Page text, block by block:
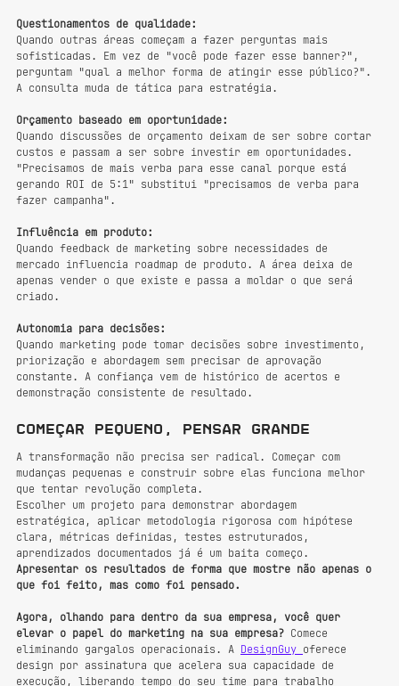
Questionamentos de qualidade:
Quando outras áreas começam a fazer perguntas mais
sofisticadas. Em vez de "você pode fazer esse banner?",
perguntam "qual a melhor forma de atingir esse público?".
A consulta muda de tática para estratégia.
Orçamento baseado em oportunidade:
Quando discussões de orçamento deixam de ser sobre cortar
custos e passam a ser sobre investir em oportunidades.
"Precisamos de mais verba para esse canal porque está
gerando ROI de 5:1" substitui "precisamos de verba para
fazer campanha".
Influência em produto:
Quando feedback de marketing sobre necessidades de
mercado influencia roadmap de produto. A área deixa de
apenas vender o que existe e passa a moldar o que será
criado.
Autonomia para decisões:
Quando marketing pode tomar decisões sobre investimento,
priorização e abordagem sem precisar de aprovação
constante. A confiança vem de histórico de acertos e
demonstração consistente de resultado.
Começar pequeno, pensar grande
A transformação não precisa ser radical. Começar com
mudanças pequenas e construir sobre elas funciona melhor
que tentar revolução completa.
Escolher um projeto para demonstrar abordagem
estratégica, aplicar metodologia rigorosa com hipótese
clara, métricas definidas, testes estruturados,
aprendizados documentados já é um baita começo.
Apresentar os resultados de forma que mostre não apenas o
que foi feito, mas como foi pensado.
Agora, olhando para dentro da sua empresa, você quer
elevar o papel do marketing na sua empresa? Comece
eliminando gargalos operacionais. A DesignGuy oferece
design por assinatura que acelera sua capacidade de
execução, liberando tempo do seu time para trabalho